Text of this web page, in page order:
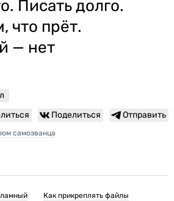
Писать долго.
что прёт.
— нет
Поделиться Отправить
самозванца
Как прикреплять файлы